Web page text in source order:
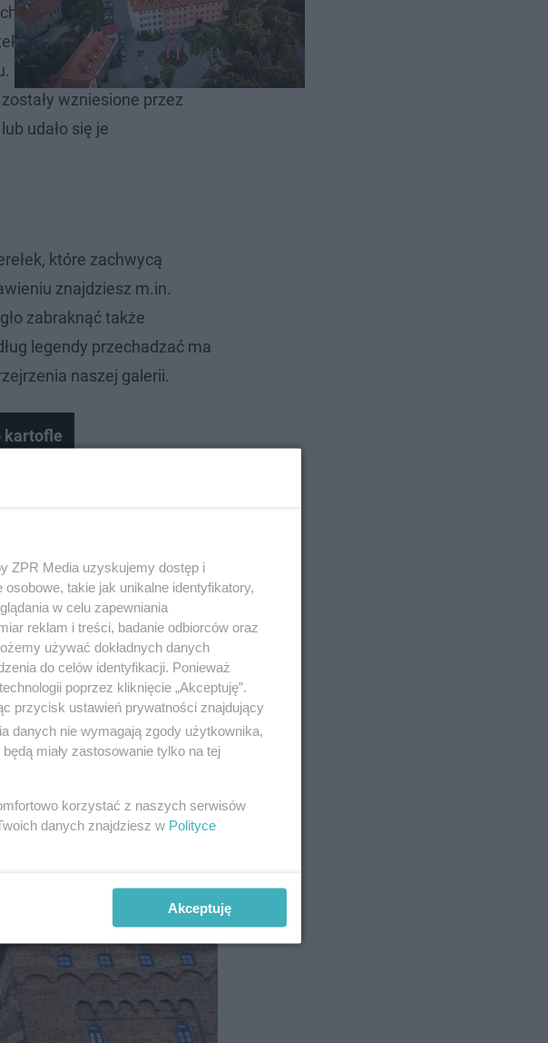
o każdej porze roku.
skarby w postaci
Na mapie województwa
wzniesione przez
udało się je
które zachwycą
znajdziesz m.in.
zabraknąć także
legendy przechadzać ma
naszej galerii.
kartofle
ZPR Media uzyskujemy dostęp i
takie jak unikalne identyfikatory,
w celu zapewniania
reklam i treści, badanie odbiorców oraz
używać dokładnych danych
do celów identyfikacji. Ponieważ
poprzez kliknięcie „Akceptuję”.
przycisk ustawień prywatności znajdujący
danych nie wymagają zgody użytkownika,
miały zastosowanie tylko na tej
korzystać z naszych serwisów
danych znajdziesz w Polityce
Akceptuję